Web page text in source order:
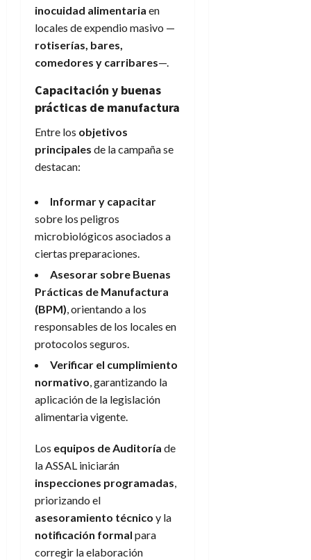
inocuidad alimentaria en
locales de expendio masivo —
rotiserías, bares,
comedores y carribares—.
Capacitación y buenas
prácticas de manufactura
Entre los objetivos
principales de la campaña se
destacan:
Informar y capacitar
sobre los peligros
microbiológicos asociados a
ciertas preparaciones.
Asesorar sobre Buenas
Prácticas de Manufactura
(BPM), orientando a los
responsables de los locales en
protocolos seguros.
Verificar el cumplimiento
normativo, garantizando la
aplicación de la legislación
alimentaria vigente.
Los equipos de Auditoría de
la ASSAL iniciarán
inspecciones programadas,
priorizando el
asesoramiento técnico y la
notificación formal para
corregir la elaboración